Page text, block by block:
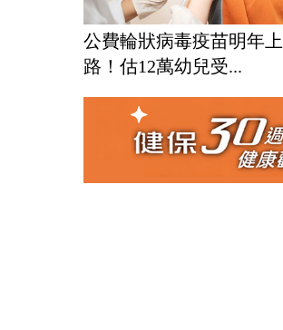
公費輪狀病毒疫苗明年上
路！估12萬幼兒受...